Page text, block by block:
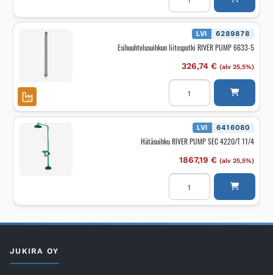
RIVER
PUMP
6631-
2/1000/a
määrä
LVI 6289878
Esihuuhtelusuihkun liitosputki RIVER PUMP 6633-5
326,74 € (alv 25,5%)
Esihuuhtelusuihkun
liitosputki
RIVER
PUMP
6633-
määrä
LVI 6416080
Hätäsuihku RIVER PUMP SEC 4220/T 11/4
1867,19 € (alv 25,5%)
Hätäsuihku
RIVER
PUMP
SEC
määrä
JUKIRA OY